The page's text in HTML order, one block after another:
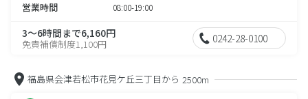
営業時間 08:00-19:00
3～6時間まで6,160円
免責補償制度1,100円 0242-28-0100
福島県会津若松市花見ケ丘三丁目から 2500m